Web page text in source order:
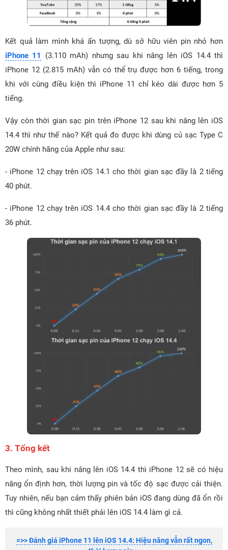
Kết quả làm mình khá ấn tượng, dù sở hữu viên pin nhỏ hơn
iPhone 11
(3.110 mAh) nhưng sau khi nâng lên iOS 14.4 thì
iPhone 12 (2.815 mAh) vẫn có thể trụ được hơn 6 tiếng, trong
khi với cùng điều kiện thì iPhone 11 chỉ kéo dài được hơn 5
tiếng.
Vậy còn thời gian sạc pin trên iPhone 12 sau khi nâng lên iOS
14.4 thì như thế nào? Kết quả đo được khi dùng củ sạc Type C
20W chính hãng của Apple như sau:
- iPhone 12 chạy trên iOS 14.1 cho thời gian sạc đầy là 2 tiếng
40 phút.
- iPhone 12 chạy trên iOS 14.4 cho thời gian sạc đầy là 2 tiếng
36 phút.
3. Tổng kết
Theo mình, sau khi nâng lên iOS 14.4 thì iPhone 12 sẽ có hiệu
năng ổn định hơn, thời lượng pin và tốc độ sạc được cải thiện.
Tuy nhiên, nếu bạn cảm thấy phiên bản iOS đang dùng đã ổn rồi
thì cũng không nhất thiết phải lên iOS 14.4 làm gì cả.
=>> Đánh giá iPhone 11 lên iOS 14.4: Hiệu năng vẫn rất ngon,